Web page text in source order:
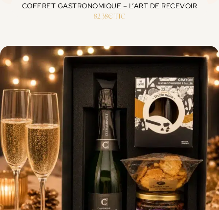
COFFRET GASTRONOMIQUE – L’ART DE RECEVOIR
82,38€ TTC